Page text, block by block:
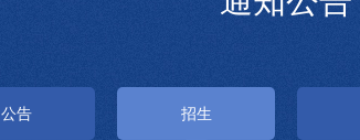
公告 招生